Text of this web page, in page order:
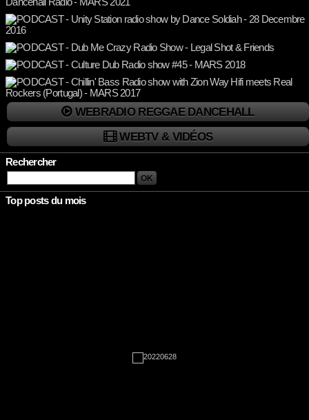
WEBRADIO REGGAE DANCEHALL
WEBTV & VIDÉOS
Rechercher
Top posts du mois